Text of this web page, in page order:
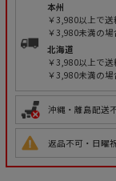
本州
￥3,980以上で送
￥3,980未満の
北海道
￥3,980以上で
￥3,980未満の
沖縄・離島配送
返品不可・日曜